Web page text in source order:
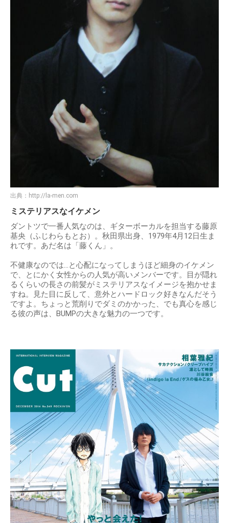
出典： http://la-men.com
ミステリアスなイケメン
ダントツで一番人気なのは、ギターボーカルを担当する藤原
基央（ふじわらもとお）。秋田県出身、1979年4月12日生ま
れです。あだ名は「藤くん」。
不健康なのでは…と心配になってしまうほど細身のイケメン
で、とにかく女性からの人気が高いメンバーです。目が隠れ
るくらいの長さの前髪がミステリアスなイメージを抱かせま
すね。見た目に反して、意外とハードロック好きなんだそう
ですよ。ちょっと荒削りでダミのかかった、でも真心を感じ
る彼の声は、BUMPの大きな魅力の一つです。